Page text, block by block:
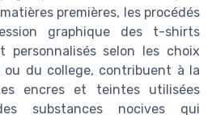
premières, les procédés
graphique des t-shirts
personnalisés selon les choix
du college, contribuent à la
encres et teintes utilisées
substances nocives qui